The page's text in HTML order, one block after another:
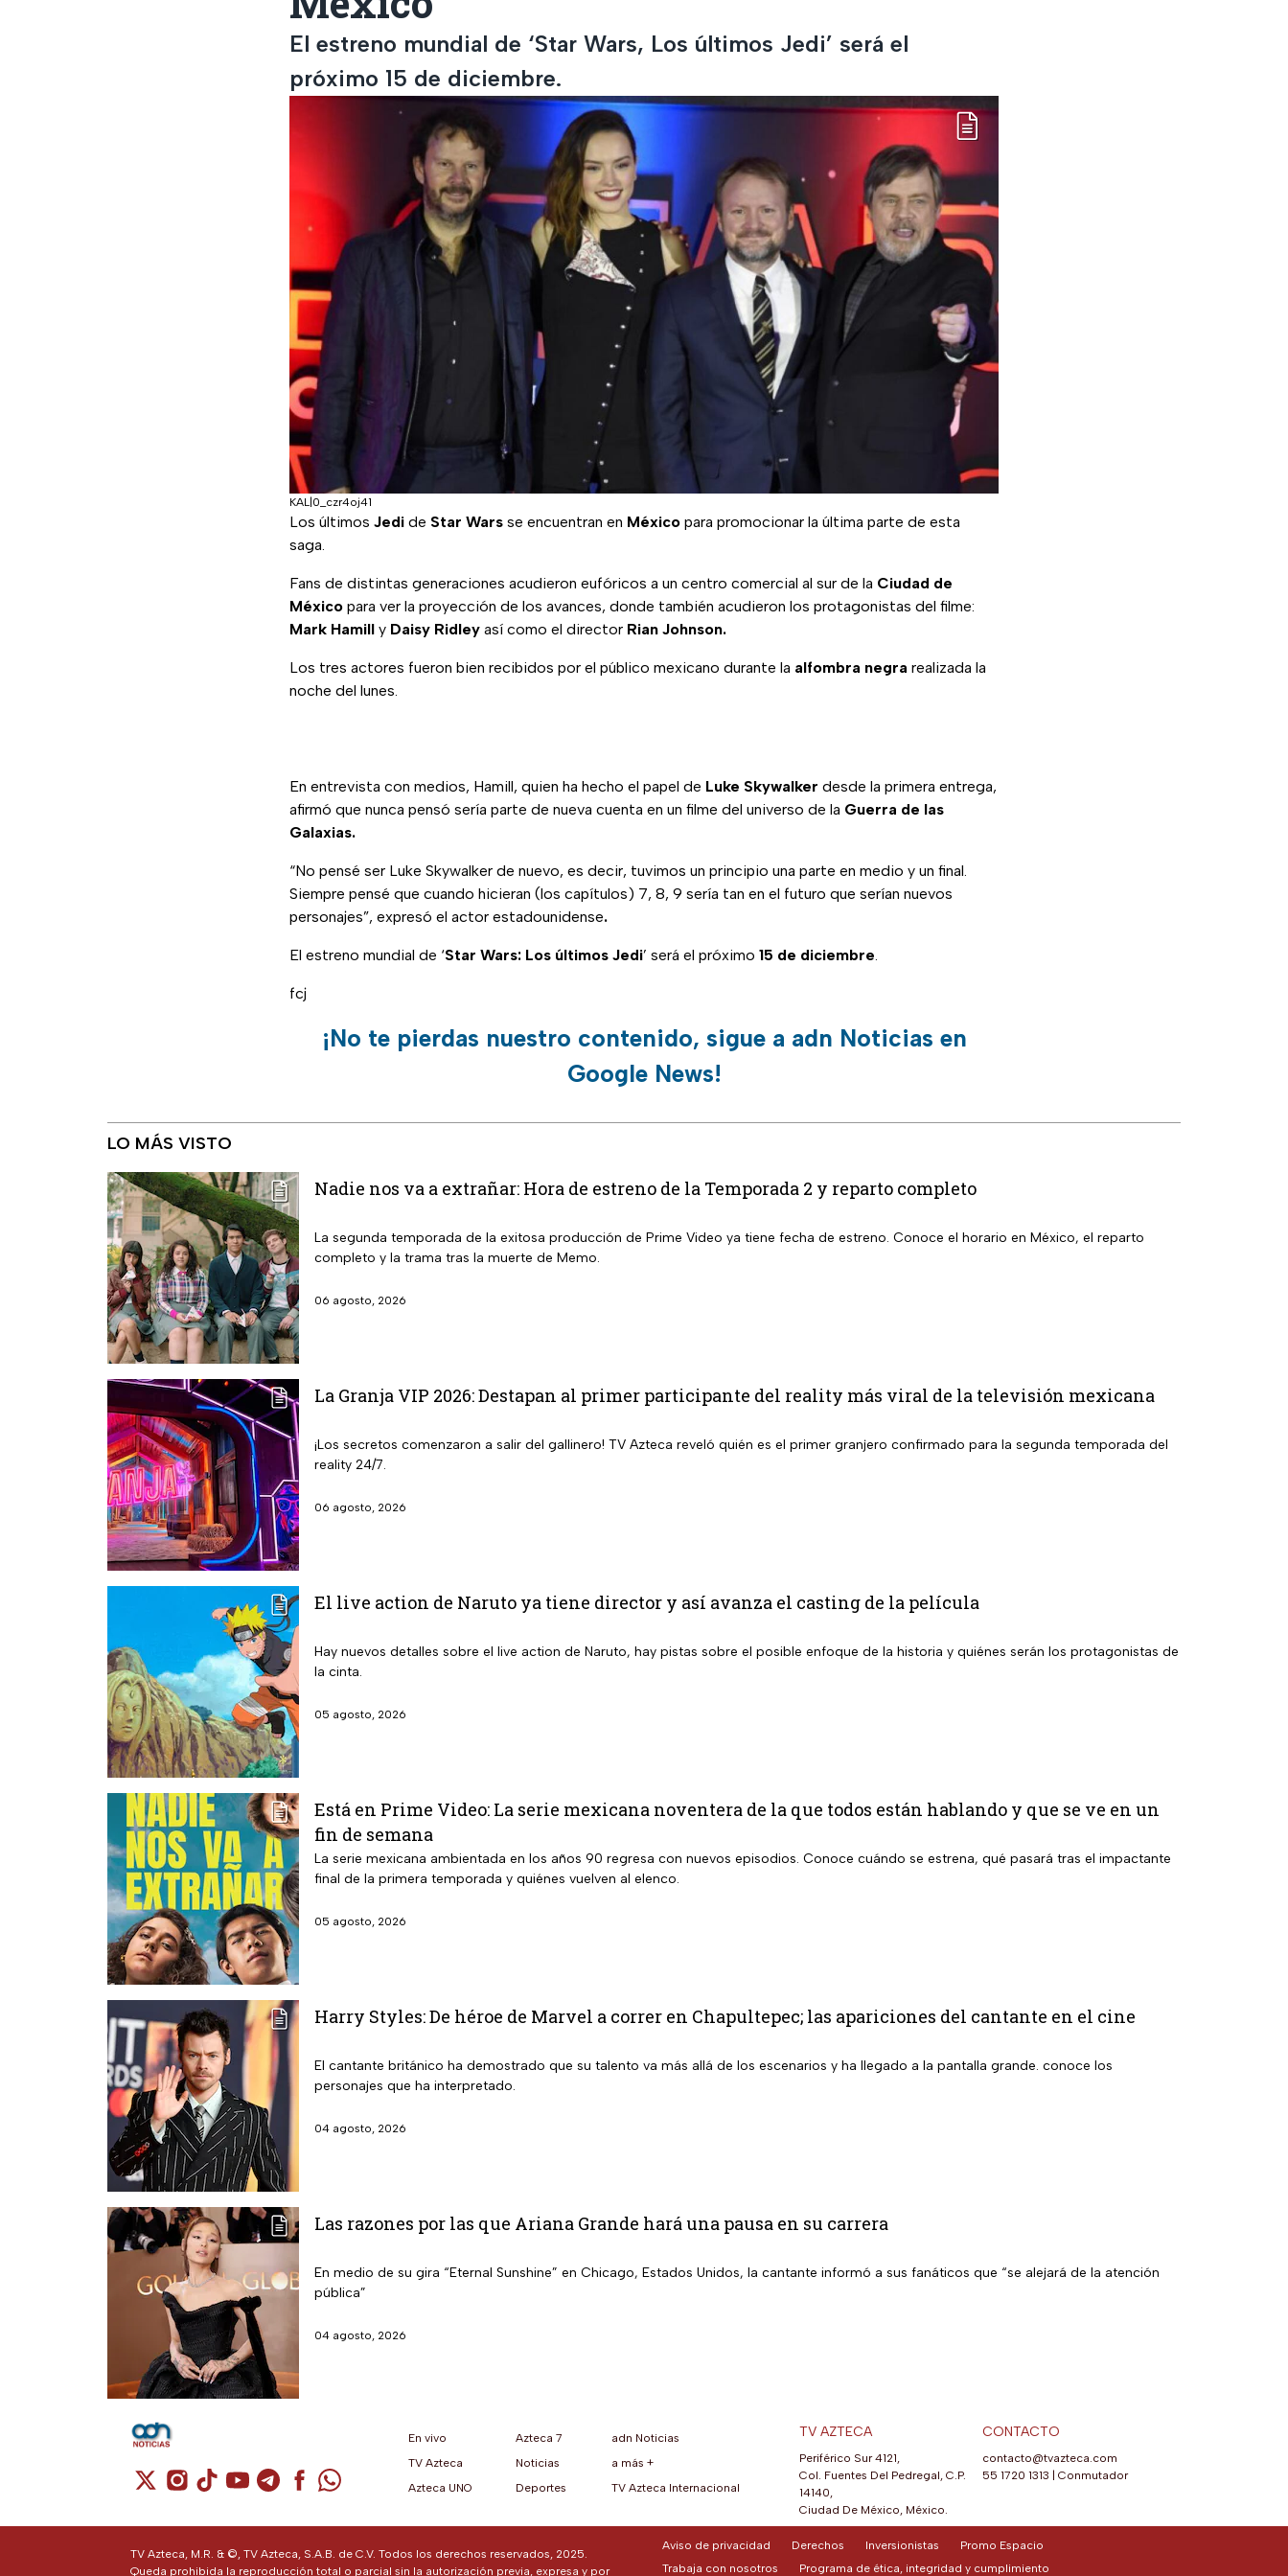
El estreno mundial de ‘Star Wars, Los últimos Jedi’ será el
próximo 15 de diciembre.
KAL|0_czr4oj41
Los últimos Jedi de Star Wars se encuentran en México para promocionar la última parte de esta
saga.
Fans de distintas generaciones acudieron eufóricos a un centro comercial al sur de la Ciudad de
México para ver la proyección de los avances, donde también acudieron los protagonistas del filme:
Mark Hamill y Daisy Ridley así como el director Rian Johnson.
Los tres actores fueron bien recibidos por el público mexicano durante la alfombra negra realizada la
noche del lunes.
En entrevista con medios, Hamill, quien ha hecho el papel de Luke Skywalker desde la primera entrega,
afirmó que nunca pensó sería parte de nueva cuenta en un filme del universo de la Guerra de las
Galaxias.
“No pensé ser Luke Skywalker de nuevo, es decir, tuvimos un principio una parte en medio y un final.
Siempre pensé que cuando hicieran (los capítulos) 7, 8, 9 sería tan en el futuro que serían nuevos
personajes”, expresó el actor estadounidense.
El estreno mundial de ‘Star Wars: Los últimos Jedi’ será el próximo 15 de diciembre.
fcj
¡No te pierdas nuestro contenido, sigue a adn Noticias en
Google News!
LO MÁS VISTO
Nadie nos va a extrañar: Hora de estreno de la Temporada 2 y reparto completo
La segunda temporada de la exitosa producción de Prime Video ya tiene fecha de estreno. Conoce el horario en México, el reparto
completo y la trama tras la muerte de Memo.
06 agosto, 2026
La Granja VIP 2026: Destapan al primer participante del reality más viral de la televisión mexicana
¡Los secretos comenzaron a salir del gallinero! TV Azteca reveló quién es el primer granjero confirmado para la segunda temporada del
reality 24/7.
06 agosto, 2026
El live action de Naruto ya tiene director y así avanza el casting de la película
Hay nuevos detalles sobre el live action de Naruto, hay pistas sobre el posible enfoque de la historia y quiénes serán los protagonistas de
la cinta.
05 agosto, 2026
Está en Prime Video: La serie mexicana noventera de la que todos están hablando y que se ve en un
fin de semana
La serie mexicana ambientada en los años 90 regresa con nuevos episodios. Conoce cuándo se estrena, qué pasará tras el impactante
final de la primera temporada y quiénes vuelven al elenco.
05 agosto, 2026
Harry Styles: De héroe de Marvel a correr en Chapultepec; las apariciones del cantante en el cine
El cantante británico ha demostrado que su talento va más allá de los escenarios y ha llegado a la pantalla grande. conoce los
personajes que ha interpretado.
04 agosto, 2026
Las razones por las que Ariana Grande hará una pausa en su carrera
En medio de su gira “Eternal Sunshine” en Chicago, Estados Unidos, la cantante informó a sus fanáticos que “se alejará de la atención
pública”
04 agosto, 2026
Cuenta de X / Twitter (se abre en una nueva pestaña)
Cuenta de Instagram (se abre en una nueva pestaña)
Cuenta de TikTok (se abre en una nueva pestaña)
Cuenta de YouTube (se abre en una nueva pestaña)
Cuenta de Telegram (se abre en una nueva pestaña)
Cuenta de Facebook (se abre en una nueva pestaña)
Cuenta de WhatsApp (se abre en una nueva pestaña)
En vivo
TV Azteca
Azteca UNO
Azteca 7
Noticias
Deportes
adn Noticias
a más +
TV Azteca Internacional
TV AZTECA
Periférico Sur 4121,
Col. Fuentes Del Pedregal, C.P.
14140,
Ciudad De México, México.
CONTACTO
contacto@tvazteca.com
55 1720 1313
Conmutador
TV Azteca, M.R. & ©, TV Azteca, S.A.B. de C.V. Todos los derechos reservados, 2025.
Queda prohibida la reproducción total o parcial sin la autorización previa, expresa y por
Aviso de privacidad Derechos Inversionistas
Promo Espacio
Trabaja con nosotros
Programa de ética, integridad y cumplimiento